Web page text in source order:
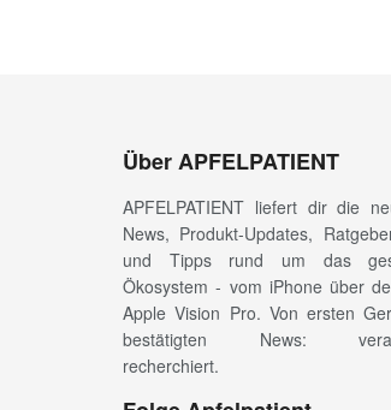
Über APFELPATIENT
APFELPATIENT liefert dir die
News, Produkt-Updates,
und Tipps rund um das
Ökosystem - vom iPhone über
Apple Vision Pro. Von ersten
bestätigten News:
recherchiert.